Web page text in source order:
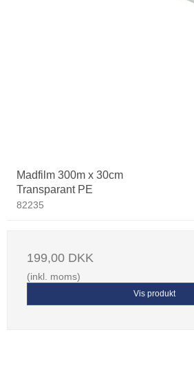
Madfilm 300m x 30cm
Transparant PE
82235
199,00 DKK
(inkl. moms)
Vis produkt